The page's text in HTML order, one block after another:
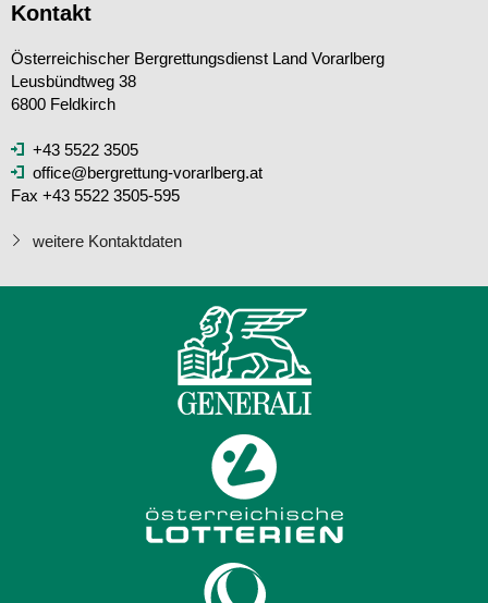
Kontakt
Österreichischer Bergrettungsdienst Land Vorarlberg
Leusbündtweg 38
6800 Feldkirch
+43 5522 3505
office@bergrettung-vorarlberg.at
Fax +43 5522 3505-595
weitere Kontaktdaten